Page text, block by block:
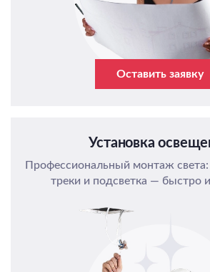
Оставить заявку
Установка
Профессиональный монтаж
треки и подсветка — быстро